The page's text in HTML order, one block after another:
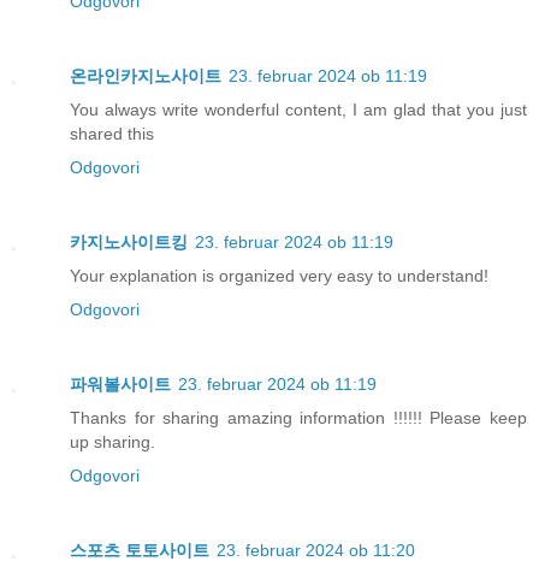
온라인카지노사이트 23. februar 2024 ob 11:19
You always write wonderful content, I am glad that you just
shared this
Odgovori
카지노사이트킹 23. februar 2024 ob 11:19
Your explanation is organized very easy to understand!
Odgovori
파워볼사이트 23. februar 2024 ob 11:19
Thanks for sharing amazing information !!!!!! Please keep
up sharing.
Odgovori
스포츠 토토사이트 23. februar 2024 ob 11:20